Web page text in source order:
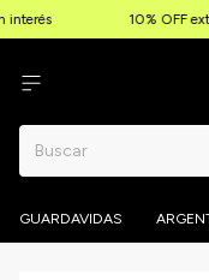
10% OFF
GUARDAVIDAS